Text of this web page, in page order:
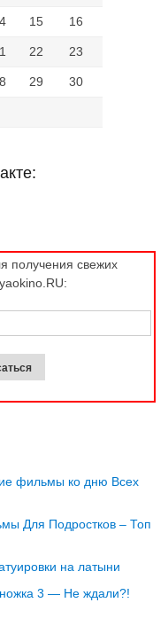
15 16
22 23
29 30
получения свежих
фильмы ко дню Всех
Для Подростков – Топ
на латыни
3 — Не ждали?!